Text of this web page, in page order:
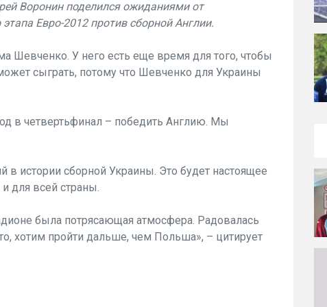
Воронин поделился ожиданиями от
Евро-2012 против сборной Англии.
Шевченко. У него есть еще время для того, чтобы
сыграть, потому что Шевченко для Украины
в четвертьфинал – победить Англию. Мы
истории сборной Украины. Это будет настоящее
для всей страны.
была потрясающая атмосфера. Радовалась
хотим пройти дальше, чем Польша», – цитирует